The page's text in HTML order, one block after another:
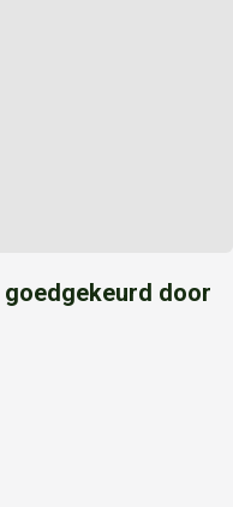
goedgekeurd door